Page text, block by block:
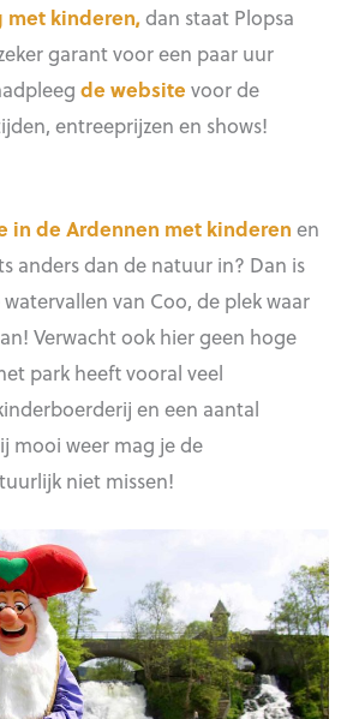
met kinderen,dan staat Plopsa
garant voor een paar uur
de website voor de
entreeprijzen en shows!
in de Ardennen met kinderen en
anders dan de natuur in? Dan is
van Coo, de plek waar
Verwacht ook hier geen hoge
park heeft vooral veel
en een aantal
mooi weer mag je de
niet missen!